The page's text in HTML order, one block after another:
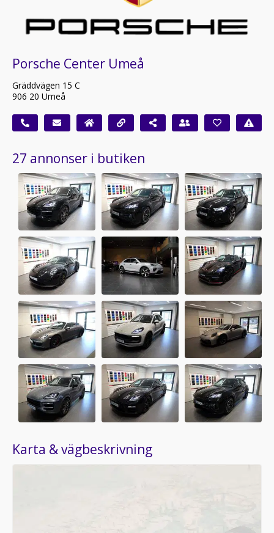
Porsche Center Umeå
Gräddvägen 15 C
906 20 Umeå
27 annonser i butiken
Karta & vägbeskrivning